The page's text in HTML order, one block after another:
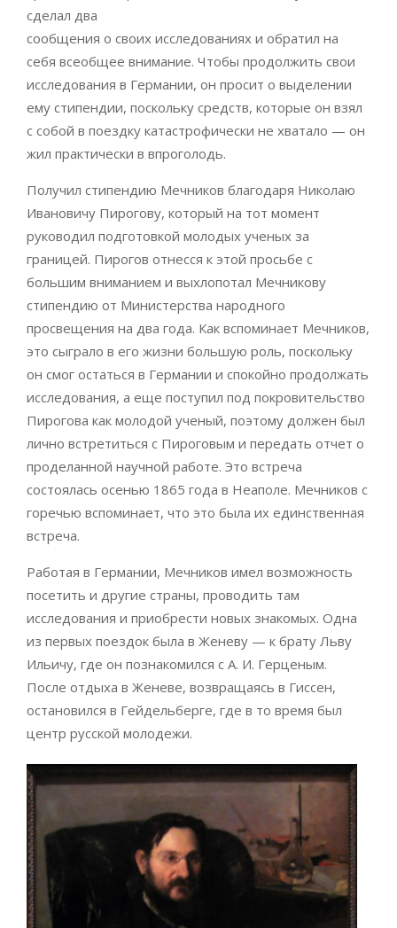
сделал два
сообщения о своих исследованиях и обратил на
себя всеобщее внимание. Чтобы продолжить свои
исследования в Германии, он просит о выделении
ему стипендии, поскольку средств, которые он взял
с собой в поездку катастрофически не хватало — он
жил практически в впроголодь.
Получил стипендию Мечников благодаря Николаю
Ивановичу Пирогову, который на тот момент
руководил подготовкой молодых ученых за
границей. Пирогов отнесся к этой просьбе с
большим вниманием и выхлопотал Мечникову
стипендию от Министерства народного
просвещения на два года. Как вспоминает Мечников,
это сыграло в его жизни большую роль, поскольку
он смог остаться в Германии и спокойно продолжать
исследования, а еще поступил под покровительство
Пирогова как молодой ученый, поэтому должен был
лично встретиться с Пироговым и передать отчет о
проделанной научной работе. Это встреча
состоялась осенью 1865 года в Неаполе. Мечников с
горечью вспоминает, что это была их единственная
встреча.
Работая в Германии, Мечников имел возможность
посетить и другие страны, проводить там
исследования и приобрести новых знакомых. Одна
из первых поездок была в Женеву — к брату Льву
Ильичу, где он познакомился с А. И. Герценым.
После отдыха в Женеве, возвращаясь в Гиссен,
остановился в Гейдельберге, где в то время был
центр русской молодежи.